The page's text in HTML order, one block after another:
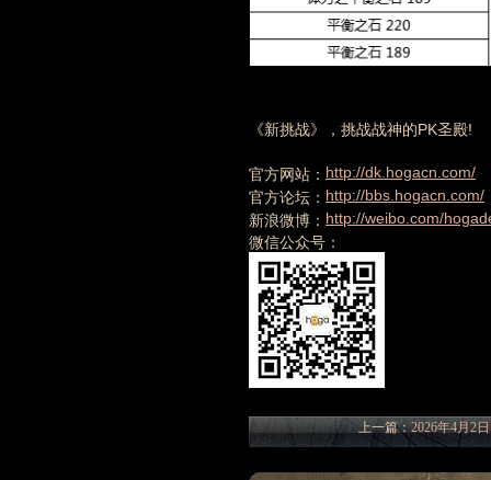
《新挑战》，挑战战神的PK圣殿!
官方网站： http://dk.hogacn.com/
官方论坛： http://bbs.hogacn.com/
新浪微博： http://weibo.com/
微信公众号：
上一篇：2026年4月2